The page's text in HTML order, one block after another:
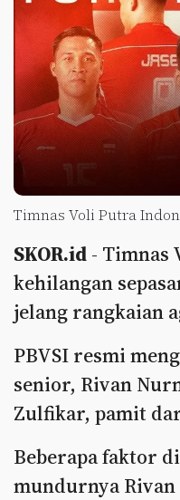
Timnas Voli Putra
SKOR.id - Timnas
kehilangan
jelang rangkaian
PBVSI resmi
senior, Rivan
Zulfikar, pamit
Beberapa faktor
mundurnya